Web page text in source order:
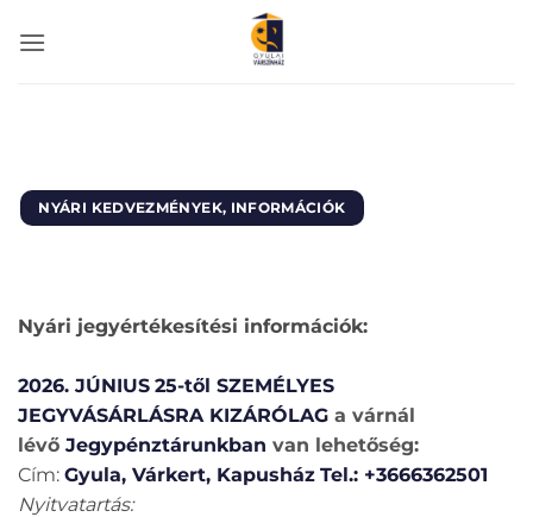
NYÁRI KEDVEZMÉNYEK, INFORMÁCIÓK
Nyári jegyértékesítési információk:
2026. JÚNIUS 25-től SZEMÉLYES
JEGYVÁSÁRLÁSRA KIZÁRÓLAG a várnál
lévő Jegypénztárunkban van lehetőség:
Cím: Gyula, Várkert, Kapusház Tel.: +3666362501
Nyitvatartás: